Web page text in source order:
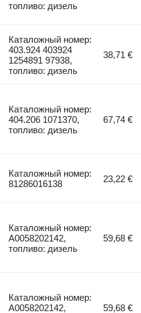
топливо: дизель
Каталожный номер:
403.924 403924
1254891 97938,
топливо: дизель
38,71 €
Каталожный номер:
404.206 1071370,
топливо: дизель
67,74 €
Каталожный номер:
81286016138
23,22 €
Каталожный номер:
A0058202142,
топливо: дизель
59,68 €
Каталожный номер:
A0058202142,
59,68 €